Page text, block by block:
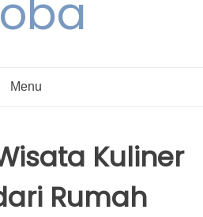
Menu
Kuliner
Rumah